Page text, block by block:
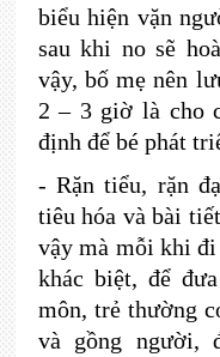
biểu hiện vặn
sau khi no sẽ
vậy, bố mẹ nên
2 – 3 giờ là cho
định để bé phát
-Rặn tiểu, rặn
tiêu hóa và bài
vậy mà mỗi khi đi
khác biệt, để
môn, trẻ thường
và gồng người,